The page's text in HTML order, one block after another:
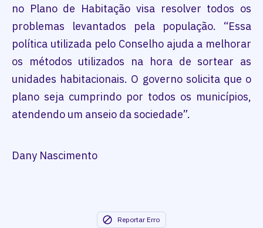
no Plano de Habitação visa resolver todos os
problemas levantados pela população. “Essa
política utilizada pelo Conselho ajuda a melhorar
os métodos utilizados na hora de sortear as
unidades habitacionais. O governo solicita que o
plano seja cumprindo por todos os municípios,
atendendo um anseio da sociedade”.
Dany Nascimento
Reportar Erro